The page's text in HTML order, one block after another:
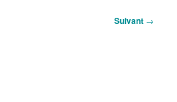
Suivant →